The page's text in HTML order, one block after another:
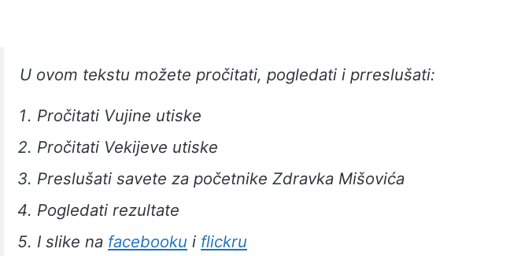
U ovom tekstu možete pročitati, pogledati i prreslušati:
Pročitati Vujine utiske
Pročitati Vekijeve utiske
Preslušati savete za početnike Zdravka Mišovića
Pogledati rezultate
I slike na facebooku i flickru